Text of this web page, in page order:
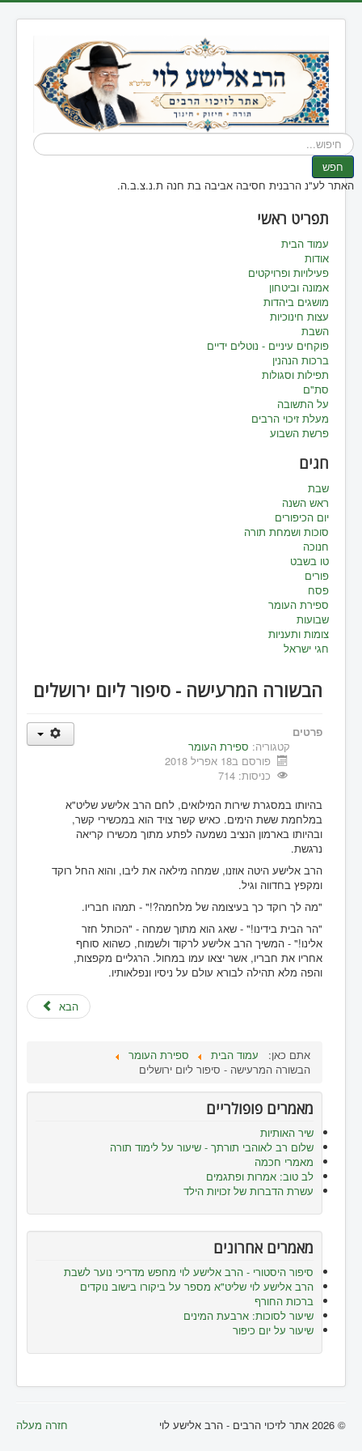
חיפוש...
חפש
האתר לע"נ הרבנית חסיבה אביבה בת חנה ת.נ.צ.ב.ה.
תפריט ראשי
עמוד הבית
אודות
פעילויות ופרויקטים
אמונה וביטחון
מושגים ביהדות
עצות חינוכיות
השבת
פוקחים עיניים - נוטלים ידיים
ברכות הנהנין
תפילות וסגולות
סת"ם
על התשובה
מעלת זיכוי הרבים
פרשת השבוע
חגים
שבת
ראש השנה
יום הכיפורים
סוכות ושמחת תורה
חנוכה
טו בשבט
פורים
פסח
ספירת העומר
שבועות
צומות ותעניות
חגי ישראל
הבשורה המרעישה - סיפור ליום ירושלים
פרטים
קטגוריה: ספירת העומר
פורסם ב18 אפריל 2018
כניסות: 714
בהיותו במסגרת שירות המילואים, לחם הרב אלישע שליט"א
במלחמת ששת הימים. כאיש קשר צויד הוא במכשירי קשר,
ובהיותו בארמון הנציב נשמעה לפתע מתוך מכשירו קריאה
נרגשת.
הרב אלישע היטה אוזנו, שמחה מילאה את ליבו, והוא החל רוקד
ומקפץ בחדווה וגיל.
"מה לך רוקד כך בעיצומה של מלחמה?!" - תמהו חבריו.
"הר הבית בידינו!" - שאג הוא מתוך שמחה - "הכותל חזר
אלינו!" - המשיך הרב אלישע לרקוד ולשמוח, כשהוא סוחף
אחריו את חבריו, אשר יצאו עמו במחול. הרגליים מקפצות,
והפה מלא תהילה לבורא עולם על ניסיו ונפלאותיו.
הבא
אתם כאן: עמוד הבית
ספירת העומר
הבשורה המרעישה - סיפור ליום ירושלים
מאמרים פופולריים
שיר האותיות
שלום רב לאוהבי תורתך - שיעור על לימוד תורה
מאמרי חכמה
לב טוב: אמרות ופתגמים
עשרת הדברות של זכויות הילד
מאמרים אחרונים
סיפור היסטורי - הרב אלישע לוי מחפש מדריכי נוער לשבת
הרב אלישע לוי שליט"א מספר על ביקורו בישוב נוקדים
ברכות החורף
שיעור לסוכות: ארבעת המינים
שיעור על יום כיפור
חזרה מעלה © 2026 אתר לזיכוי הרבים - הרב אלישע לוי